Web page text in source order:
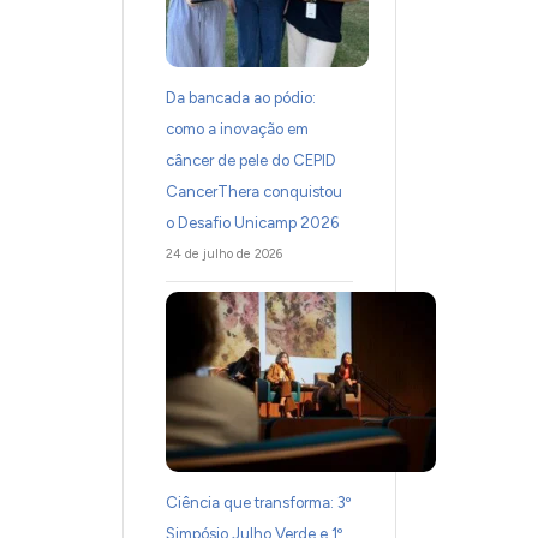
Da bancada ao pódio:
como a inovação em
câncer de pele do CEPID
CancerThera conquistou
o Desafio Unicamp 2026
24 de julho de 2026
Ciência que transforma: 3º
Simpósio Julho Verde e 1º